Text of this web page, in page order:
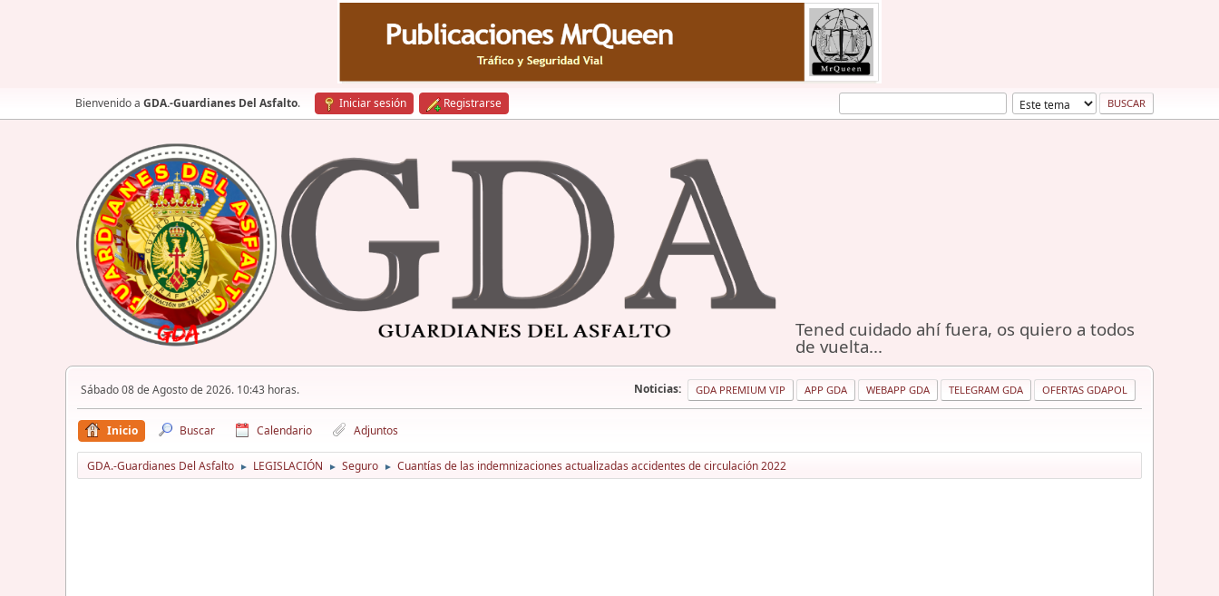
Bienvenido a GDA.-Guardianes Del Asfalto. Iniciar sesión Registrarse
Tened cuidado ahí fuera, os quiero a todos
de vuelta...
Sábado 08 de Agosto de 2026. 10:43 horas. Noticias: GDA PREMIUM VIP APP GDA WEBAPP GDA TELEGRAM GDA OFERTAS GDAPOL
Inicio Buscar Calendario Adjuntos
GDA.-Guardianes Del Asfalto ► LEGISLACIÓN ► Seguro ► Cuantías de las indemnizaciones actualizadas accidentes de circulación 2022